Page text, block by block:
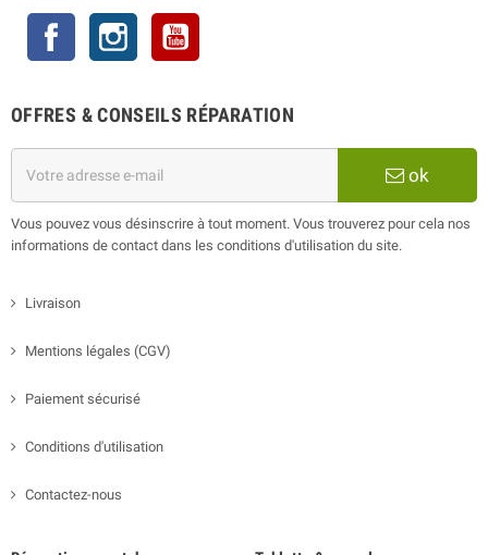
Facebook Instagram
OFFRES & CONSEILS RÉPARATION
ok
Vous pouvez vous désinscrire à tout moment. Vous trouverez pour cela nos
informations de contact dans les conditions d'utilisation du site.
Livraison
Mentions légales (CGV)
Paiement sécurisé
Conditions d'utilisation
Contactez-nous